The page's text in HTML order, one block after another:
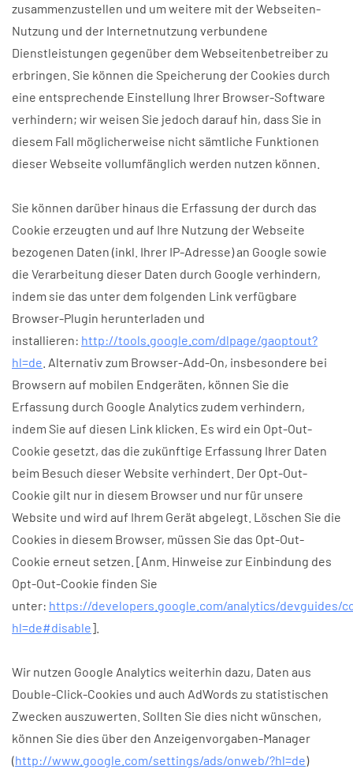
zusammenzustellen und um weitere mit der Webseiten-
Nutzung und der Internetnutzung verbundene
Dienstleistungen gegenüber dem Webseitenbetreiber zu
erbringen. Sie können die Speicherung der Cookies durch
eine entsprechende Einstellung Ihrer Browser-Software
verhindern; wir weisen Sie jedoch darauf hin, dass Sie in
diesem Fall möglicherweise nicht sämtliche Funktionen
dieser Webseite vollumfänglich werden nutzen können.
Sie können darüber hinaus die Erfassung der durch das
Cookie erzeugten und auf Ihre Nutzung der Webseite
bezogenen Daten (inkl. Ihrer IP-Adresse) an Google sowie
die Verarbeitung dieser Daten durch Google verhindern,
indem sie das unter dem folgenden Link verfügbare
Browser-Plugin herunterladen und
installieren: http://tools.google.com/dlpage/gaoptout?
hl=de . Alternativ zum Browser-Add-On, insbesondere bei
Browsern auf mobilen Endgeräten, können Sie die
Erfassung durch Google Analytics zudem verhindern,
indem Sie auf diesen Link klicken. Es wird ein Opt-Out-
Cookie gesetzt, das die zukünftige Erfassung Ihrer Daten
beim Besuch dieser Website verhindert. Der Opt-Out-
Cookie gilt nur in diesem Browser und nur für unsere
Website und wird auf Ihrem Gerät abgelegt. Löschen Sie die
Cookies in diesem Browser, müssen Sie das Opt-Out-
Cookie erneut setzen. [Anm. Hinweise zur Einbindung des
Opt-Out-Cookie finden Sie
unter: https://developers.google.com/analytics/devguides/
hl=de#disable].
Wir nutzen Google Analytics weiterhin dazu, Daten aus
Double-Click-Cookies und auch AdWords zu statistischen
Zwecken auszuwerten. Sollten Sie dies nicht wünschen,
können Sie dies über den Anzeigenvorgaben-Manager
(http://www.google.com/settings/ads/onweb/?hl=de)